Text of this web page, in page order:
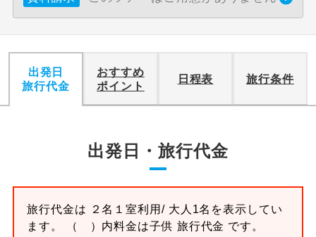
出発日
旅行代金
おすすめ
ポイント
日程表 旅行条件
出発日・旅行代金
旅行代金は ２名１室利用/ 大人1名を表示してい
ます。 （ ）内料金は子供 旅行代金 です。